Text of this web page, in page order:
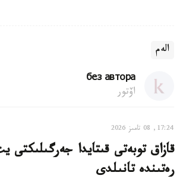
الەم
без автора
اۆتور
17:24, 08 تامىز 2026
قازاق توبەتى قىتايدا جەرگىلىكتى
رەتىندە تانىلدى